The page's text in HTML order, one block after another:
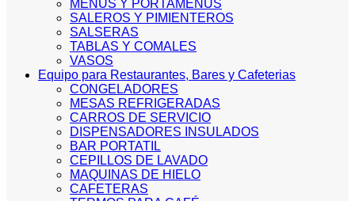
MENUS Y PORTAMENUS
SALEROS Y PIMIENTEROS
SALSERAS
TABLAS Y COMALES
VASOS
Equipo para Restaurantes, Bares y Cafeterias
CONGELADORES
MESAS REFRIGERADAS
CARROS DE SERVICIO
DISPENSADORES INSULADOS
BAR PORTATIL
CEPILLOS DE LAVADO
MAQUINAS DE HIELO
CAFETERAS